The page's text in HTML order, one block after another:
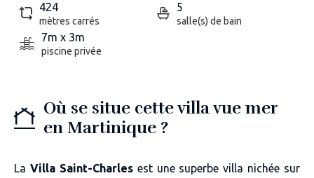
424
mètres carrés
5
salle(s) de bain
7m x 3m
piscine privée
Où se situe cette villa vue mer
en Martinique ?
La Villa Saint-Charles est une superbe villa nichée sur